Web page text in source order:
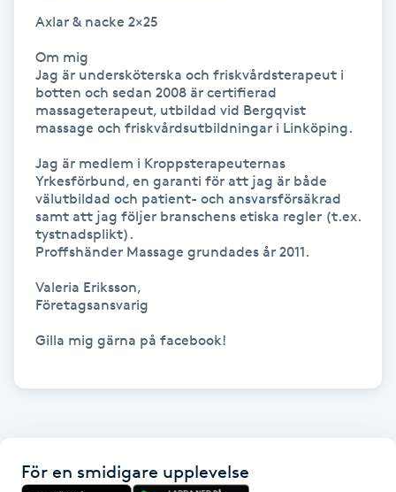
Hudvård
Hyaluronsyra
Hyperhidros
Hypnos
Hårborttagning
Hälsprickor
Axlar & nacke 2×25
Om mig
Jag är undersköterska och friskvårdsterapeut i
botten och sedan 2008 är certifierad
massageterapeut, utbildad vid Bergqvist
massage och friskvårdsutbildningar i Linköping.
Jag är medlem i Kroppsterapeuternas
Yrkesförbund, en garanti för att jag är både
välutbildad och patient- och ansvarsförsäkrad
samt att jag följer branschens etiska regler (t.ex.
tystnadsplikt).
Proffshänder Massage grundades år 2011.
Valeria Eriksson,
Företagsansvarig
Gilla mig gärna på facebook!
För en smidigare upplevelse